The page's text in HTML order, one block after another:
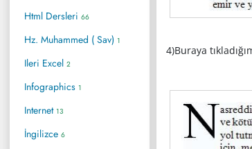
Html Dersleri 66
Hz. Muhammed ( Sav) 1
Ileri Excel 2
Infographics 1
Internet 13
İngilizce 6
4)Buraya